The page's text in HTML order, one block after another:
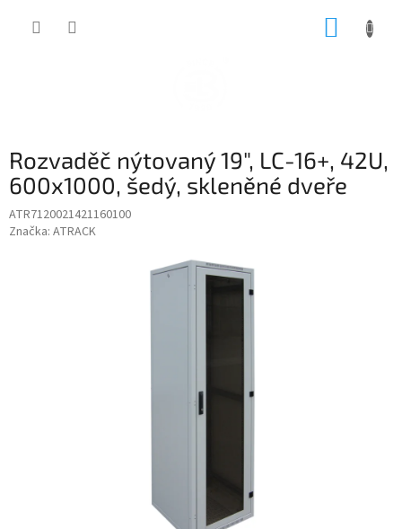
Rozvaděč nýtovaný 19", LC-16+, 42U,
600x1000, šedý, skleněné dveře
ATR7120021421160100
Značka: ATRACK